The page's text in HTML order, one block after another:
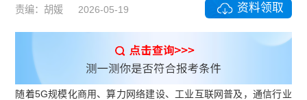
责编：胡媛 2026-05-19 资料领取
随着5G规模化商用、算力网络建设、工业互联网普及，通信行业